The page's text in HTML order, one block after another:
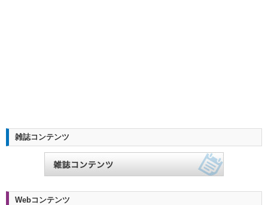
雑誌コンテンツ
Webコンテンツ